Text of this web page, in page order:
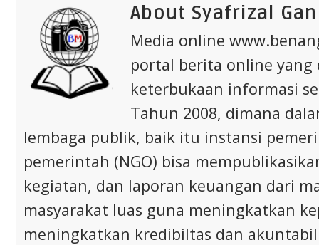
About Syafrizal Gan
Media online
portal berita online
keterbukaan informasi
Tahun 2008, dimana
lembaga publik, baik itu instansi
pemerintah (NGO) bisa
kegiatan, dan laporan keuangan dari
masyarakat luas guna meningkatkan
meningkatkan kredibiltas dan